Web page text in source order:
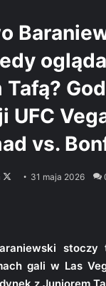
UFC
vs.
Follow31 maja 2026
stoczy
gali w Las